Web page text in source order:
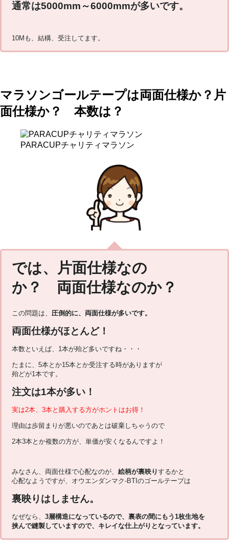
通常は5000mm～6000mmが多いです。
10Mも、結構、受注してます。
マラソンゴールテープは両面仕様か？片
面仕様か？ 本数は？
PARACUPチャリティマラソン
では、片面仕様なの
か？ 両面仕様なのか？
この問題は、 圧倒的に、両面仕様が多いです。
両面仕様がほとんど！
本数といえば、1本が殆ど多いですね・・・
たまに、5本とか15本とか受注する時がありますが
殆どが1本です。
注文は1本が多い！
実は2本、3本と購入する方がホントはお得！
理由は歩留まりが悪いのであとは破棄しちゃうので
2本3本とか複数の方が、単価が安くなるんですよ！
みなさん、両面仕様で心配なのが、 絵柄が裏映りするかと
心配なようですが、オウエンダンマク-BTIのゴールテープは
裏映りはしません。
なぜなら、 3層構造になっているので、裏表の間にもう1枚生地を
挟んで縫製していますので、キレイな仕上がりとなっています。